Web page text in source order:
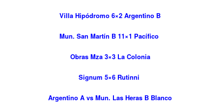
Villa Hipódromo 6×2 Argentino B
Mun. San Martín B 11×1 Pacífico
Obras Mza 3×3 La Colonia
Signum 5×6 Rutinni
Argentino A vs Mun. Las Heras B Blanco